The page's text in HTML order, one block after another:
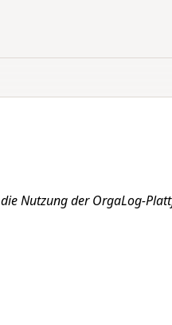
Nutzung der OrgaLog-